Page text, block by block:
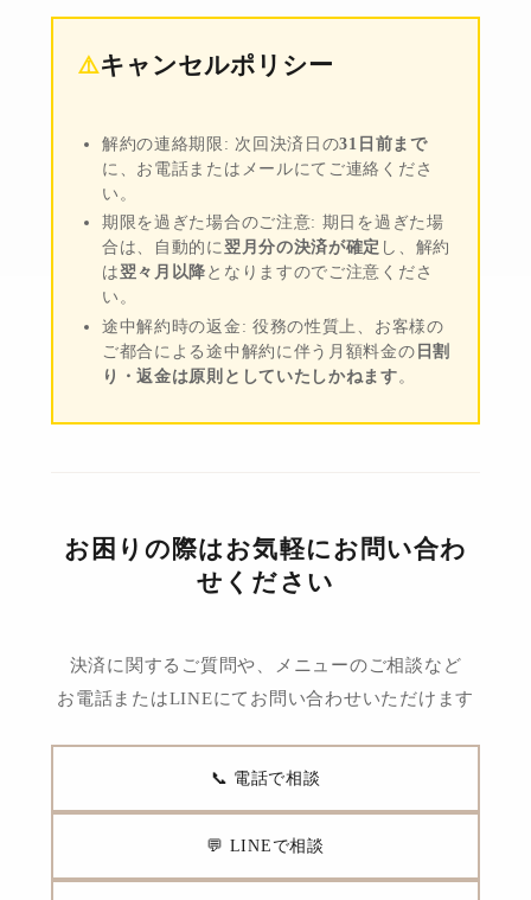
⚠️キャンセルポリシー
解約の連絡期限: 次回決済日の31日前まで
に、お電話またはメールにてご連絡くださ
い。
期限を過ぎた場合のご注意: 期日を過ぎた場
合は、自動的に 翌月分の決済が確定 し、解約
は 翌々月以降 となりますのでご注意くださ
い。
途中解約時の返金: 役務の性質上、お客様の
ご都合による途中解約に伴う月額料金の 日割
り・返金は原則としていたしかねます 。
お困りの際はお気軽にお問い合わ
せください
決済に関するご質問や、メニューのご相談など
お電話またはLINEにてお問い合わせいただけます
📞 電話で相談
💬 LINEで相談